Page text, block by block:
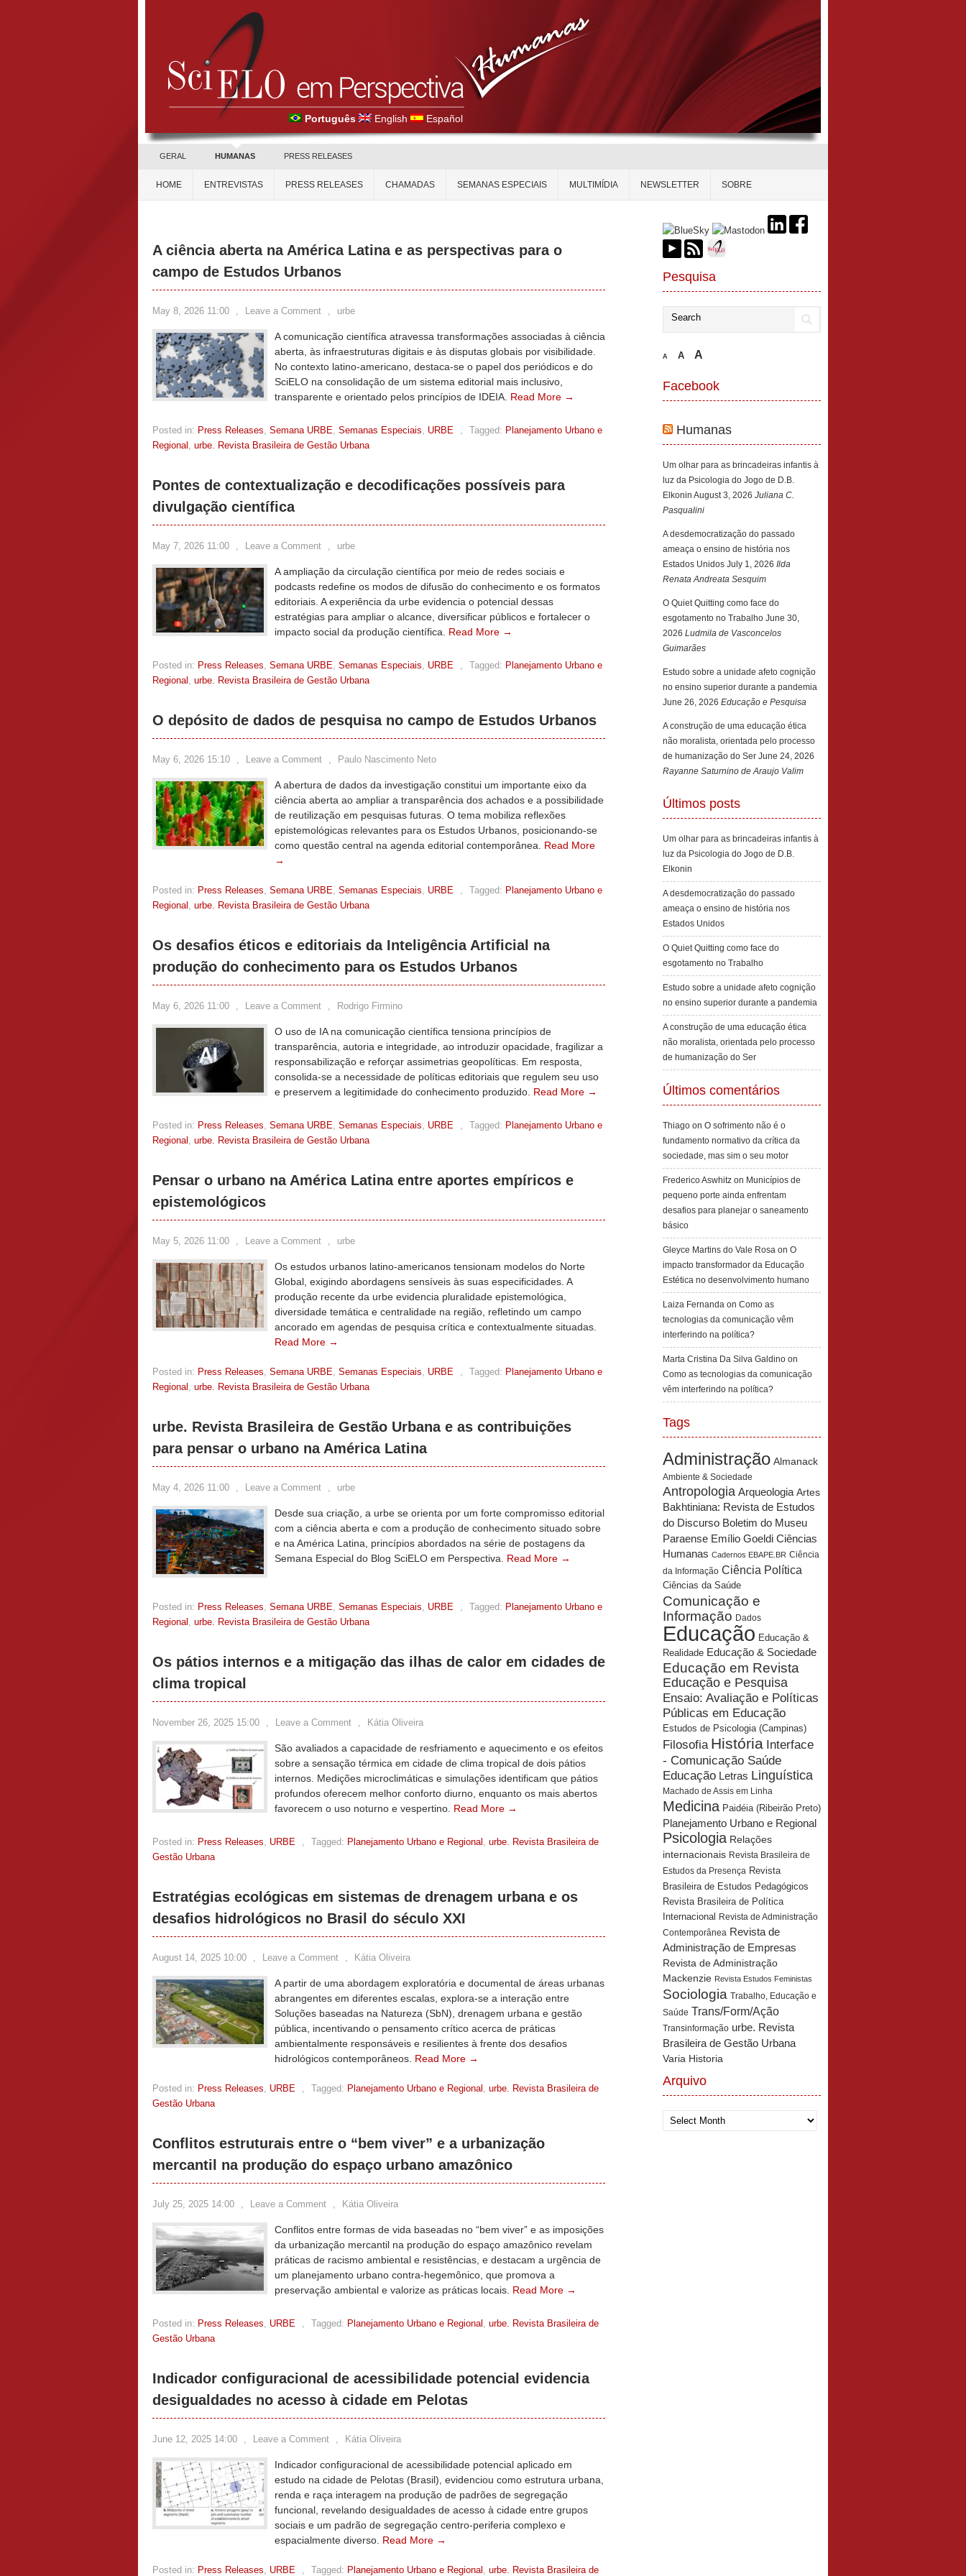
Português English Español
GERAL HUMANAS PRESS RELEASES
HOME ENTREVISTAS PRESS RELEASES CHAMADAS SEMANAS ESPECIAIS MULTIMÍDIA NEWSLETTER SOBRE
A ciência aberta na América Latina e as perspectivas para o
campo de Estudos Urbanos
May 8, 2026 11:00 , Leave a Comment , urbe
A comunicação científica atravessa transformações associadas à ciência
aberta, às infraestruturas digitais e às disputas globais por visibilidade.
No contexto latino-americano, destaca-se o papel dos periódicos e do
SciELO na consolidação de um sistema editorial mais inclusivo,
transparente e orientado pelos princípios de IDEIA. Read More →
Posted in: Press Releases, Semana URBE, Semanas Especiais, URBE , Tagged: Planejamento Urbano e
Regional , urbe. Revista Brasileira de Gestão Urbana
Pontes de contextualização e decodificações possíveis para
divulgação científica
May 7, 2026 11:00 , Leave a Comment , urbe
A ampliação da circulação científica por meio de redes sociais e
podcasts redefine os modos de difusão do conhecimento e os formatos
editoriais. A experiência da urbe evidencia o potencial dessas
estratégias para ampliar o alcance, diversificar públicos e fortalecer o
impacto social da produção científica. Read More →
Posted in: Press Releases, Semana URBE, Semanas Especiais, URBE , Tagged: Planejamento Urbano e
Regional , urbe. Revista Brasileira de Gestão Urbana
O depósito de dados de pesquisa no campo de Estudos Urbanos
May 6, 2026 15:10 , Leave a Comment , Paulo Nascimento Neto
A abertura de dados da investigação constitui um importante eixo da
ciência aberta ao ampliar a transparência dos achados e a possibilidade
de reutilização em pesquisas futuras. O tema mobiliza reflexões
epistemológicas relevantes para os Estudos Urbanos, posicionando-se
como questão central na agenda editorial contemporânea. Read More
→
Posted in: Press Releases, Semana URBE, Semanas Especiais, URBE , Tagged: Planejamento Urbano e
Regional , urbe. Revista Brasileira de Gestão Urbana
Os desafios éticos e editoriais da Inteligência Artificial na
produção do conhecimento para os Estudos Urbanos
May 6, 2026 11:00 , Leave a Comment , Rodrigo Firmino
O uso de IA na comunicação científica tensiona princípios de
transparência, autoria e integridade, ao introduzir opacidade, fragilizar a
responsabilização e reforçar assimetrias geopolíticas. Em resposta,
consolida-se a necessidade de políticas editoriais que regulem seu uso
e preservem a legitimidade do conhecimento produzido. Read More →
Posted in: Press Releases, Semana URBE, Semanas Especiais, URBE , Tagged: Planejamento Urbano e
Regional , urbe. Revista Brasileira de Gestão Urbana
Pensar o urbano na América Latina entre aportes empíricos e
epistemológicos
May 5, 2026 11:00 , Leave a Comment , urbe
Os estudos urbanos latino-americanos tensionam modelos do Norte
Global, exigindo abordagens sensíveis às suas especificidades. A
produção recente da urbe evidencia pluralidade epistemológica,
diversidade temática e centralidade na região, refletindo um campo
ancorado em agendas de pesquisa crítica e contextualmente situadas.
Read More →
Posted in: Press Releases, Semana URBE, Semanas Especiais, URBE , Tagged: Planejamento Urbano e
Regional , urbe. Revista Brasileira de Gestão Urbana
urbe. Revista Brasileira de Gestão Urbana e as contribuições
para pensar o urbano na América Latina
May 4, 2026 11:00 , Leave a Comment , urbe
Desde sua criação, a urbe se orienta por um forte compromisso editorial
com a ciência aberta e com a produção de conhecimento situado sobre
e na América Latina, princípios abordados na série de postagens da
Semana Especial do Blog SciELO em Perspectiva. Read More →
Posted in: Press Releases, Semana URBE, Semanas Especiais, URBE , Tagged: Planejamento Urbano e
Regional , urbe. Revista Brasileira de Gestão Urbana
Os pátios internos e a mitigação das ilhas de calor em cidades de
clima tropical
November 26, 2025 15:00 , Leave a Comment , Kátia Oliveira
São avaliados a capacidade de resfriamento e aquecimento e os efeitos
sobre a sensação térmica em cidade de clima tropical de dois pátios
internos. Medições microclimáticas e simulações identificam que pátios
profundos oferecem melhor conforto diurno, enquanto os mais abertos
favorecem o uso noturno e vespertino. Read More →
Posted in: Press Releases, URBE , Tagged: Planejamento Urbano e Regional , urbe. Revista Brasileira de
Gestão Urbana
Estratégias ecológicas em sistemas de drenagem urbana e os
desafios hidrológicos no Brasil do século XXI
August 14, 2025 10:00 , Leave a Comment , Kátia Oliveira
A partir de uma abordagem exploratória e documental de áreas urbanas
abrangentes em diferentes escalas, explora-se a interação entre
Soluções baseadas na Natureza (SbN), drenagem urbana e gestão
pública, incentivando o pensamento crítico acerca de práticas
ambientalmente responsáveis e resilientes à frente dos desafios
hidrológicos contemporâneos. Read More →
Posted in: Press Releases, URBE , Tagged: Planejamento Urbano e Regional , urbe. Revista Brasileira de
Gestão Urbana
Conflitos estruturais entre o “bem viver” e a urbanização
mercantil na produção do espaço urbano amazônico
July 25, 2025 14:00 , Leave a Comment , Kátia Oliveira
Conflitos entre formas de vida baseadas no “bem viver” e as imposições
da urbanização mercantil na produção do espaço amazônico revelam
práticas de racismo ambiental e resistências, e destacam a urgência de
um planejamento urbano contra-hegemônico, que promova a
preservação ambiental e valorize as práticas locais. Read More →
Posted in: Press Releases, URBE , Tagged: Planejamento Urbano e Regional , urbe. Revista Brasileira de
Gestão Urbana
Indicador configuracional de acessibilidade potencial evidencia
desigualdades no acesso à cidade em Pelotas
June 12, 2025 14:00 , Leave a Comment , Kátia Oliveira
Indicador configuracional de acessibilidade potencial aplicado em
estudo na cidade de Pelotas (Brasil), evidenciou como estrutura urbana,
renda e raça interagem na produção de padrões de segregação
funcional, revelando desigualdades de acesso à cidade entre grupos
sociais e um padrão de segregação centro-periferia complexo e
espacialmente diverso. Read More →
Posted in: Press Releases, URBE , Tagged: Planejamento Urbano e Regional , urbe. Revista Brasileira de
Pesquisa
A A A
Facebook
Humanas
Um olhar para as brincadeiras infantis à
luz da Psicologia do Jogo de D.B.
Elkonin August 3, 2026 Juliana C.
Pasqualini
A desdemocratização do passado
ameaça o ensino de história nos
Estados Unidos July 1, 2026 Ilda
Renata Andreata Sesquim
O Quiet Quitting como face do
esgotamento no Trabalho June 30,
2026 Ludmila de Vasconcelos
Guimarães
Estudo sobre a unidade afeto cognição
no ensino superior durante a pandemia
June 26, 2026 Educação e Pesquisa
A construção de uma educação ética
não moralista, orientada pelo processo
de humanização do Ser June 24, 2026
Rayanne Saturnino de Araujo Valim
Últimos posts
Um olhar para as brincadeiras infantis à
luz da Psicologia do Jogo de D.B.
Elkonin
A desdemocratização do passado
ameaça o ensino de história nos
Estados Unidos
O Quiet Quitting como face do
esgotamento no Trabalho
Estudo sobre a unidade afeto cognição
no ensino superior durante a pandemia
A construção de uma educação ética
não moralista, orientada pelo processo
de humanização do Ser
Últimos comentários
Thiago on O sofrimento não é o
fundamento normativo da crítica da
sociedade, mas sim o seu motor
Frederico Aswhitz on Municípios de
pequeno porte ainda enfrentam
desafios para planejar o saneamento
básico
Gleyce Martins do Vale Rosa on O
impacto transformador da Educação
Estética no desenvolvimento humano
Laiza Fernanda on Como as
tecnologias da comunicação vêm
interferindo na política?
Marta Cristina Da Silva Galdino on
Como as tecnologias da comunicação
vêm interferindo na política?
Tags
Administração Almanack
Ambiente & Sociedade
Antropologia Arqueologia Artes
Bakhtiniana: Revista de Estudos
do Discurso Boletim do Museu
Paraense Emílio Goeldi Ciências
Humanas Cadernos EBAPE.BR Ciência
da Informação Ciência Política
Ciências da Saúde
Comunicação e
Informação Dados
Educação Educação &
Realidade Educação & Sociedade
Educação em Revista
Educação e Pesquisa
Ensaio: Avaliação e Políticas
Públicas em Educação
Estudos de Psicologia (Campinas)
Filosofia História Interface
- Comunicação Saúde
Educação Letras Linguística
Machado de Assis em Linha
Medicina Paidéia (Ribeirão Preto)
Planejamento Urbano e Regional
Psicologia Relações
internacionais Revista Brasileira de
Estudos da Presença Revista
Brasileira de Estudos Pedagógicos
Revista Brasileira de Política
Internacional Revista de Administração
Contemporânea Revista de
Administração de Empresas
Revista de Administração
Mackenzie Revista Estudos Feministas
Sociologia Trabalho, Educação e
Saúde Trans/Form/Ação
Transinformação urbe. Revista
Brasileira de Gestão Urbana
Varia Historia
Arquivo
Arquivo